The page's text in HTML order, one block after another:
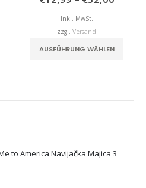
Inkl. MwSt.
zzgl. Versand
AUSFÜHRUNG WÄHLEN
to America Navijačka Majica 3